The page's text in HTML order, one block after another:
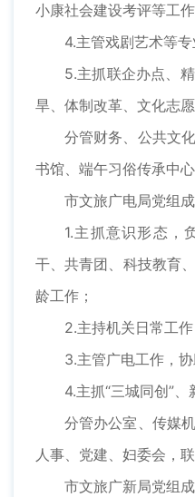
小康社会建设考评等工作
4.主管戏剧艺术等专
5.主抓联企办点、
旱、体制改革、文化志愿
分管财务、公共文
书馆、端午习俗传承中心
市文旅广电局党组
1.主抓意识形态，
干、共青团、科技教育
龄工作；
2.主持机关日常工
3.主管广电工作，
4.主抓“三城同创”、
分管办公室、传媒
人事、党建、妇委会，
市文旅广新局党组